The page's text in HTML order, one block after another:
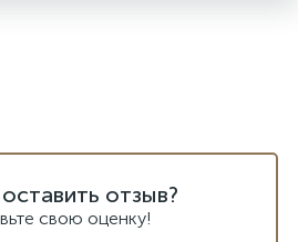
отзыв?
свою оценку!